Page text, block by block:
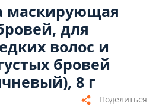
маскирующая
для
волос и
бровей
8 г
Поделиться